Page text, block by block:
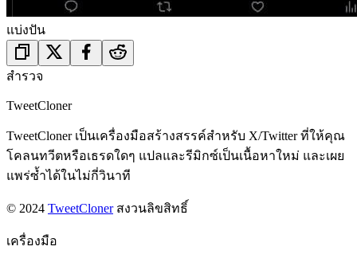
แบ่งปัน
สำรวจ
TweetCloner
TweetCloner เป็นเครื่องมือสร้างสรรค์สำหรับ X/Twitter ที่ให้คุณ
โคลนทวีตหรือเธรดใดๆ แปลและรีมิกซ์เป็นเนื้อหาใหม่ และเผย
แพร่ซ้ำได้ในไม่กี่วินาที
© 2024 TweetCloner สงวนลิขสิทธิ์
เครื่องมือ